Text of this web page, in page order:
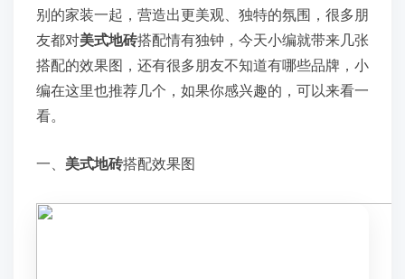
别的家装一起，营造出更美观、独特的氛围，很多朋
友都对美式地砖搭配情有独钟，今天小编就带来几张
搭配的效果图，还有很多朋友不知道有哪些品牌，小
编在这里也推荐几个，如果你感兴趣的，可以来看一
看。
一、 美式地砖搭配效果图